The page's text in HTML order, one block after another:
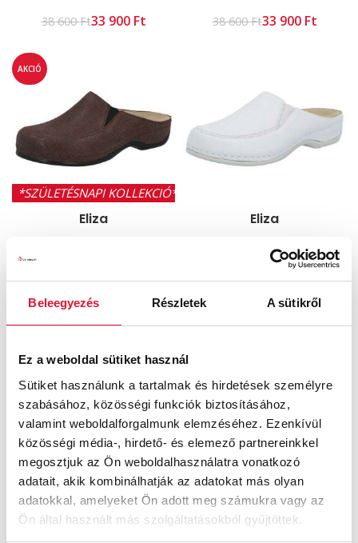
Beleegyezés Részletek A sütikről
Ez a weboldal sütiket használ
Sütiket használunk a tartalmak és hirdetések személyre
szabásához, közösségi funkciók biztosításához,
valamint weboldalforgalmunk elemzéséhez. Ezenkívül
közösségi média-, hirdető- és elemező partnereinkkel
megosztjuk az Ön weboldalhasználatra vonatkozó
adatait, akik kombinálhatják az adatokat más olyan
adatokkal, amelyeket Ön adott meg számukra vagy az
Ön által használt más szolgáltatásokból gyűjtöttek.
38 600Ft33 900 Ft 38 600Ft33 900 Ft
AKCIÓ
*SZÜLETÉSNAPI KOLLEKCIÓ*
Eliza Eliza
Ft
Eliza
Ft
Daria
Ft